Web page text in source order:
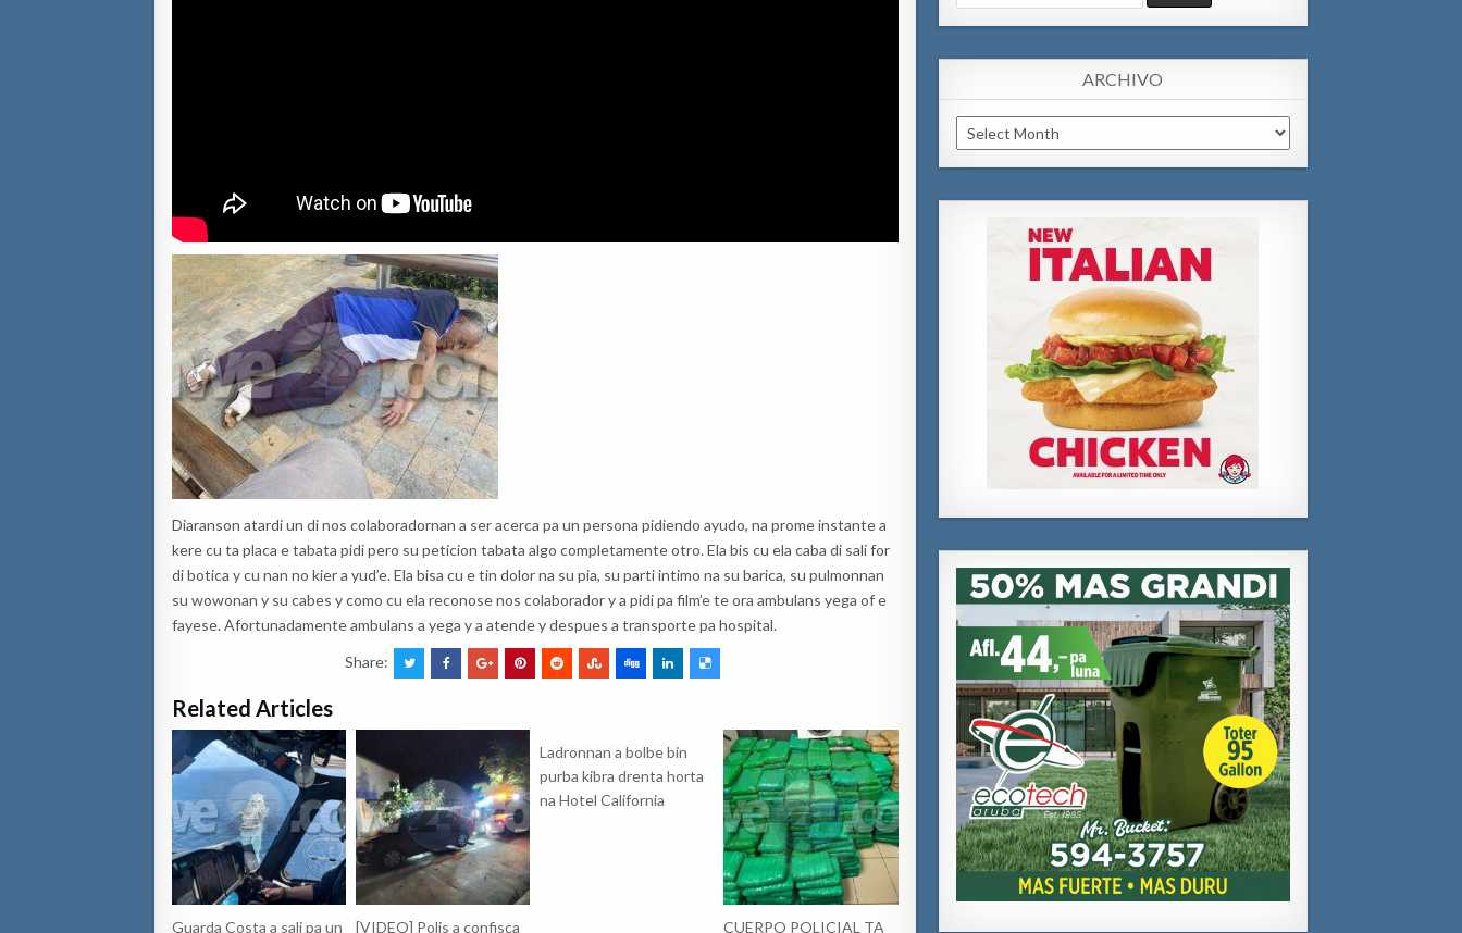
Diaranson atardi un di nos colaboradornan a ser acerca pa un persona pidiendo ayudo, na prome instante a
kere cu ta placa e tabata pidi pero su peticion tabata algo completamente otro. Ela bis cu ela caba di sali for
di botica y cu nan no kier a yud’e. Ela bisa cu e tin dolor na su pia, su parti intimo na su barica, su pulmonnan
su wowonan y su cabes y como cu ela reconose nos colaborador y a pidi pa film’e te ora ambulans yega of e
fayese. Afortunadamente ambulans a yega y a atende y despues a transporte pa hospital.
Share:
Related Articles
Guarda Costa a sali pa un
[VIDEO] Polis a confisca
Ladronnan a bolbe bin
purba kibra drenta horta
na Hotel California
CUERPO POLICIAL TA
for:
ARCHIVO
Archivo